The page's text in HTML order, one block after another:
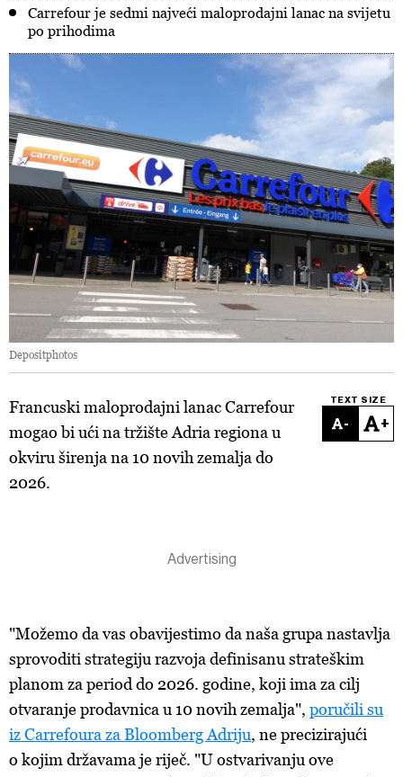
Carrefour je sedmi najveći maloprodajni lanac na svijetu
po prihodima
Depositphotos
TEXT SIZE
- +
Francuski maloprodajni lanac Carrefour
mogao bi ući na tržište Adria regiona u
okviru širenja na 10 novih zemalja do
2026.
"Možemo da vas obavijestimo da naša grupa nastavlja
sprovoditi strategiju razvoja definisanu strateškim
planom za period do 2026. godine, koji ima za cilj
otvaranje prodavnica u 10 novih zemalja", poručili su
iz Carrefoura za Bloomberg Adriju, ne precizirajući
o kojim državama je riječ. "U ostvarivanju ove